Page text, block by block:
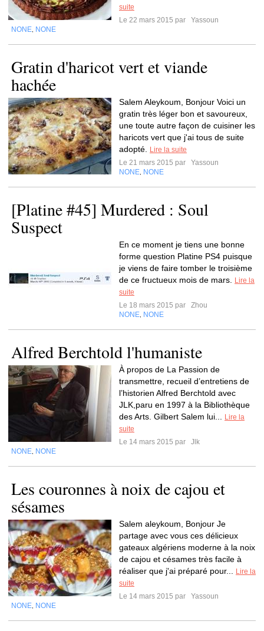
suite
Le 22 mars 2015 par
Yassoun
NONE NONE
Gratin d'haricot vert et viande
hachée
Salem Aleykoum, Bonjour Voici un
gratin très léger bon et savoureux,
une toute autre façon de cuisiner les
haricots vert que j'ai tous de suite
adopté.
Lire la suite
Le 21 mars 2015 par
Yassoun
NONE NONE
[Platine #45] Murdered : Soul
Suspect
En ce moment je tiens une bonne
forme question Platine PS4 puisque
je viens de faire tomber le troisième
de ce fructueux mois de mars.
Lire la
suite
Le 18 mars 2015 par
Zhou
NONE NONE
Alfred Berchtold l'humaniste
À propos de La Passion de
transmettre, recueil d’entretiens de
l’historien Alfred Berchtold avec
JLK,paru en 1997 à la Bibliothèque
des Arts. Gilbert Salem lui...
Lire la
suite
Le 14 mars 2015 par
Jlk
NONE NONE
Les couronnes à noix de cajou et
sésames
Salem aleykoum, Bonjour Je
partage avec vous ces délicieux
gateaux algériens moderne à la noix
de cajou et césames très facile à
réaliser que j'ai préparé pour...
Lire la
suite
Le 14 mars 2015 par
Yassoun
NONE NONE